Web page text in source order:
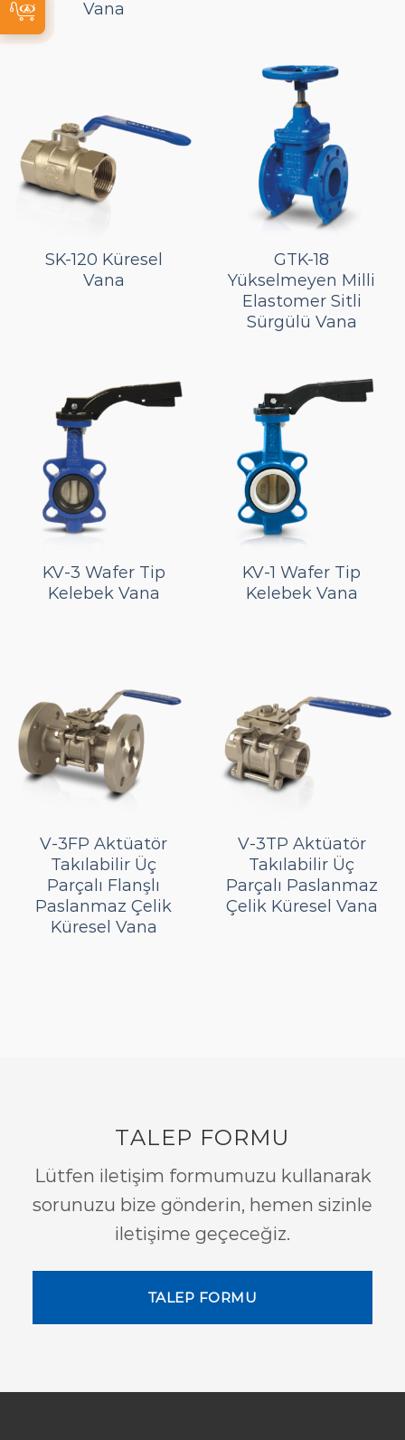
Vana
SK-120 Küresel
Vana
GTK-18
Yükselmeyen Milli
Elastomer Sitli
Sürgülü Vana
KV-3 Wafer Tip
Kelebek Vana
KV-1 Wafer Tip
Kelebek Vana
V-3FP Aktüatör
Takılabilir Üç
Parçalı Flanşlı
Paslanmaz Çelik
Küresel Vana
V-3TP Aktüatör
Takılabilir Üç
Parçalı Paslanmaz
Çelik Küresel Vana
TALEP FORMU
Lütfen iletişim formumuzu kullanarak
sorunuzu bize gönderin, hemen sizinle
iletişime geçeceğiz.
TALEP FORMU